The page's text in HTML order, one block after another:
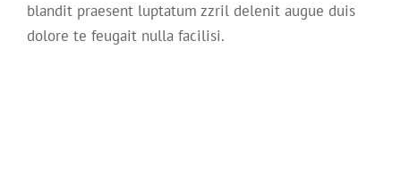
blandit praesent luptatum zzril delenit augue duis
dolore te feugait nulla facilisi.